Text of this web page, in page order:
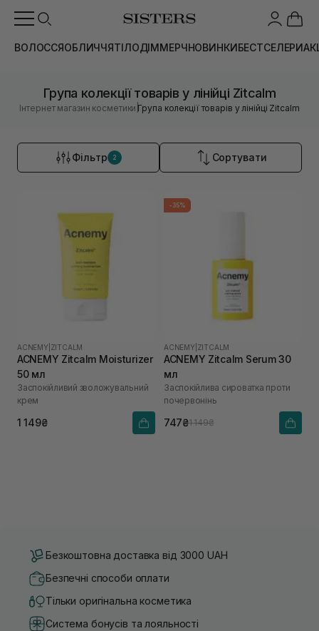
ВОЛОССЯОБЛИЧЧЯТІЛОДІММЕРЧНОВИНКИБЕСТСЕЛЕРИ
Група колекції товарів у лінійці Zitcalm
Інтернет магазин косметики |Група колекції товарів у лінійці Zitcalm
Фільтр 2 Сортувати
ACNEMY ZITCALM
ACNEMY Zitcalm Moisturizer
50 мл
Заспокійливий зволожувальний
крем
1 149₴
-35%
ACNEMY ZITCALM
ACNEMY Zitcalm Serum 30
мл
Заспокійлива сироватка проти
почервонінь
747₴1 149₴
Безкоштовна доставка від 3000 UAH
Безпечні способи оплати
Тільки оригінальна косметика
Система бонусів та лояльності